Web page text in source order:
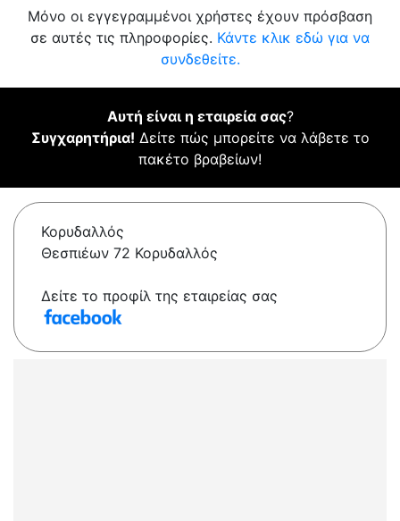
Μόνο οι εγγεγραμμένοι χρήστες έχουν πρόσβαση
σε αυτές τις πληροφορίες. Κάντε κλικ εδώ για να
συνδεθείτε.
Αυτή είναι η εταιρεία σας?
Συγχαρητήρια! Δείτε πώς μπορείτε να λάβετε το
πακέτο βραβείων!
Κορυδαλλός
Θεσπιέων 72 Κορυδαλλός
Δείτε το προφίλ της εταιρείας σας